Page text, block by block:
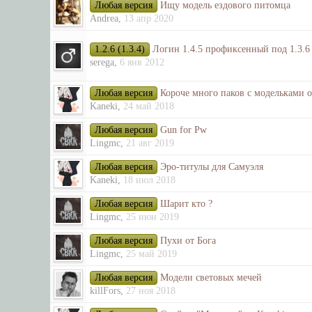
Любая версия
Ищу модель ездового питомца
Andrea, 13 апр 2020
1.2.6 (1.3.4)
Логин 1.4.5 профиксенный под 1.3.6
serega, 6 янв 2012
Любая версия
Короче много паков с модельками
Kaneki, 24 май 2018
Любая версия
Gun for Pw
Lingmc, 21 авг 2019
Любая версия
Эро-титулы для Самуэля
Kaneki, 18 июл 2018
Любая версия
Шарит кто ?
Lingmc, 25 июн 2019
Любая версия
Пухи от Бога
Lingmc, 25 май 2019
Любая версия
Модели световых мечей
killFors, 27 ноя 2018